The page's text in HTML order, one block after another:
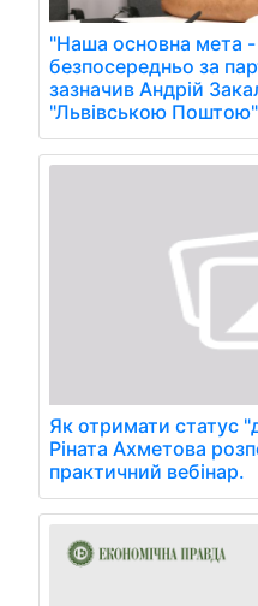
"Наша основна мета -
безпосередньо за
зазначив Андрій
"Львівською
Як отримати статус
Ріната Ахметова
практичний вебінар.